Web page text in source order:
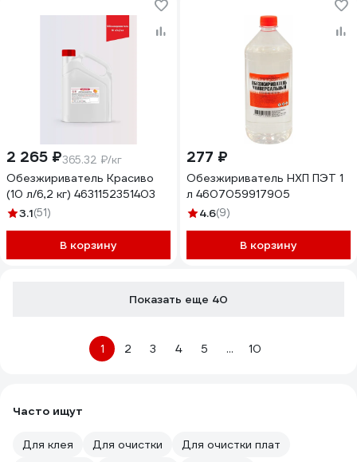
2 265 ₽365.32 ₽/кг
Обезжириватель Красиво
(10 л/6,2 кг) 4631152351403
3.1(51)
В корзину
277 ₽
Обезжириватель НХП ПЭТ 1
л 4607059917905
4.6(9)
В корзину
Показать еще 40
1 2 3 4 5 ... 10
Часто ищут
Для клея Для очистки
Для очистки плат